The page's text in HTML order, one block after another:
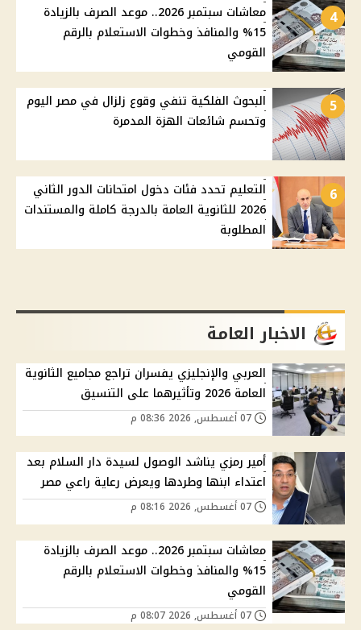
4
معاشات سبتمبر 2026.. موعد الصرف بالزيادة
15% والمنافذ وخطوات الاستعلام بالرقم
القومي
5
البحوث الفلكية تنفي وقوع زلزال في مصر اليوم
وتحسم شائعات الهزة المدمرة
6
التعليم تحدد فئات دخول امتحانات الدور الثاني
2026 للثانوية العامة بالدرجة كاملة والمستندات
المطلوبة
الاخبار العامة
العربي والإنجليزي يفسران تراجع مجاميع الثانوية
العامة 2026 وتأثيرهما على التنسيق
أمير رمزي يناشد الوصول لسيدة دار السلام بعد
اعتداء ابنها وطردها ويعرض رعاية راعي مصر
معاشات سبتمبر 2026.. موعد الصرف بالزيادة
15% والمنافذ وخطوات الاستعلام بالرقم
القومي